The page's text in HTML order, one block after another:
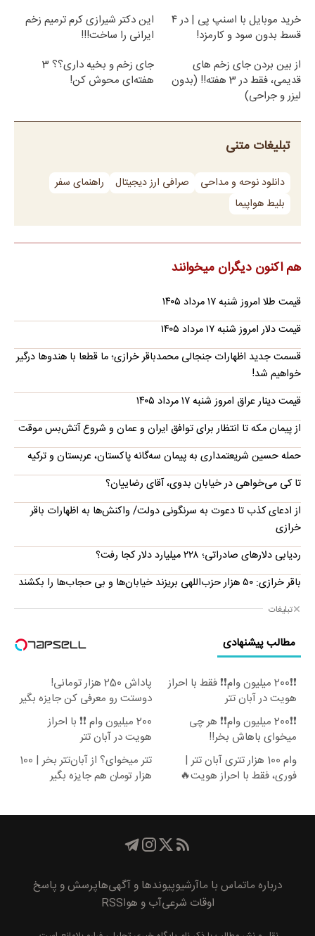
خرید موبایل با اسنپ پی | در ۴
قسط بدون سود و کارمزد!
این دکتر شیرازی کرم ترمیم زخم
ایرانی را ساخت!!!
از بین بردن جای زخم های
قدیمی، فقط در 3 هفته!! (بدون
لیزر و جراحی)
جای زخم و بخیه داری؟؟ 3
هفته‌ای محوش کن!
تبلیغات متنی
دانلود نوحه و مداحی صرافی ارز دیجیتال
راهنمای سفر
بلیط هواپیما
هم اکنون دیگران میخوانند
قیمت طلا امروز شنبه ۱۷ مرداد ۱۴۰۵
قیمت دلار امروز شنبه ۱۷ مرداد ۱۴۰۵
قسمت جدید اظهارات جنجالی محمدباقر خرازی؛ ما قطعا با هندوها درگیر
خواهیم شد!
قیمت دینار عراق امروز شنبه ۱۷ مرداد ۱۴۰۵
از پیمان مکه تا انتظار برای توافق ایران و عمان و شروع آتش‌بس موقت
حمله حسین شریعتمداری به پیمان سه‌گانه پاکستان، عربستان و ترکیه
تا کی می‌خواهی در خیابان بدوی، آقای رضاییان؟
از ادعای کذب تا دعوت به سرنگونی دولت/ واکنش‌ها به اظهارات باقر
خرازی‌
ردیابی دلارهای صادراتی؛ ۲۲۸ میلیارد دلار کجا رفت؟
باقر خرازی: ۵۰ هزار حزب‌اللهی بریزند خیابان‌ها و بی حجاب‌ها را بکشند
تبلیغات
مطالب پیشنهادی
❗❗200 میلیون وام❗❗ فقط با احراز
هویت در آبان تتر
پاداش 250 هزار تومانی!
دوستت رو معرفی کن جایزه بگیر
😍
❗❗200 میلیون وام❗❗ هر چی
میخوای باهاش بخر!!
200 میلیون وام ❗❗ با احراز
هویت در آبان تتر
وام 100 هزار تتری آبان تتر |
فوری، فقط با احراز هویت🔥
تتر میخوای؟ از آبان‌تتر بخر | 100
هزار تومان هم جایزه بگیر
درباره ماتماس با ماآرشیوپیوند‌ها و آگهی‌هاپرسش و پاسخ
اوقات شرعیآب و هواRSS